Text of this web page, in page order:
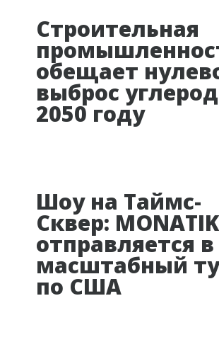
Строительная
обещает
выброс
2050 году
Шоу на Таймс-
Сквер: MONATIK
отправляется в
масштабный
по США